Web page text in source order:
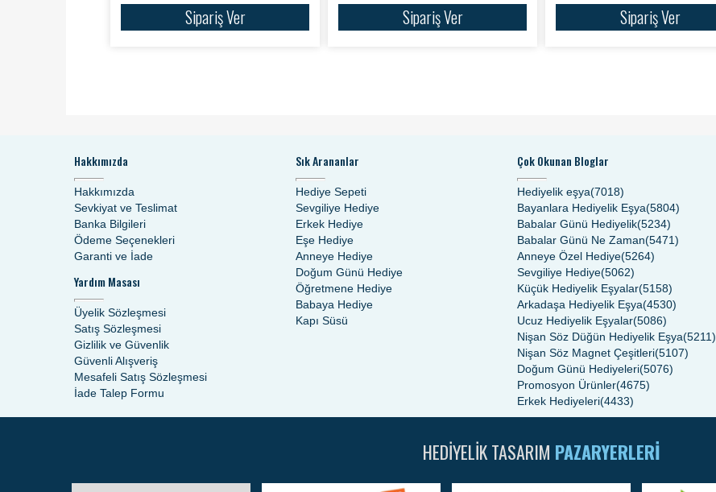
Sipariş Ver Sipariş Ver Sipariş Ver
Hakkımızda
Hakkımızda
Sevkiyat ve Teslimat
Banka Bilgileri
Ödeme Seçenekleri
Garanti ve İade
Yardım Masası
Üyelik Sözleşmesi
Satış Sözleşmesi
Gizlilik ve Güvenlik
Güvenli Alışveriş
Mesafeli Satış Sözleşmesi
İade Talep Formu
Sık Arananlar
Hediye Sepeti
Sevgiliye Hediye
Erkek Hediye
Eşe Hediye
Anneye Hediye
Doğum Günü Hediye
Öğretmene Hediye
Babaya Hediye
Kapı Süsü
Çok Okunan Bloglar
Hediyelik eşya(7018)
Bayanlara Hediyelik Eşya(5804)
Babalar Günü Hediyelik(5234)
Babalar Günü Ne Zaman(5471)
Anneye Özel Hediye(5264)
Sevgiliye Hediye(5062)
Küçük Hediyelik Eşyalar(5158)
Arkadaşa Hediyelik Eşya(4530)
Ucuz Hediyelik Eşyalar(5086)
Nişan Söz Düğün Hediyelik Eşya(5211)
Nişan Söz Magnet Çeşitleri(5107)
Doğum Günü Hediyeleri(5076)
Promosyon Ürünler(4675)
Erkek Hediyeleri(4433)
HEDIYELIK TASARIM PAZARYERLERI